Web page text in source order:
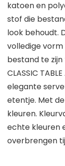
katoen en
stof die
look behoudt.
volledige
bestand te
CLASSIC
elegante
etentje. Met
kleuren.
echte kleuren
overbrengen